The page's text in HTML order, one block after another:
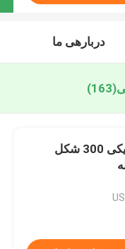
دربارهی ما
(163)
اشتعال‌گر سرامیکی 300 شکل